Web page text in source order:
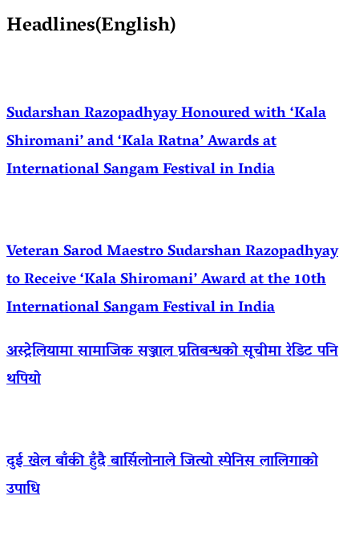
Headlines(English)
Sudarshan Razopadhyay Honoured with ‘Kala
Shiromani’ and ‘Kala Ratna’ Awards at
International Sangam Festival in India
Veteran Sarod Maestro Sudarshan Razopadhyay
to Receive ‘Kala Shiromani’ Award at the 10th
International Sangam Festival in India
अस्ट्रेलियामा सामाजिक सञ्जाल प्रतिबन्धको सूचीमा रेडिट पनि
थपियो
दुई खेल बाँकी हुँदै बार्सिलोनाले जित्यो स्पेनिस लालिगाको
उपाधि